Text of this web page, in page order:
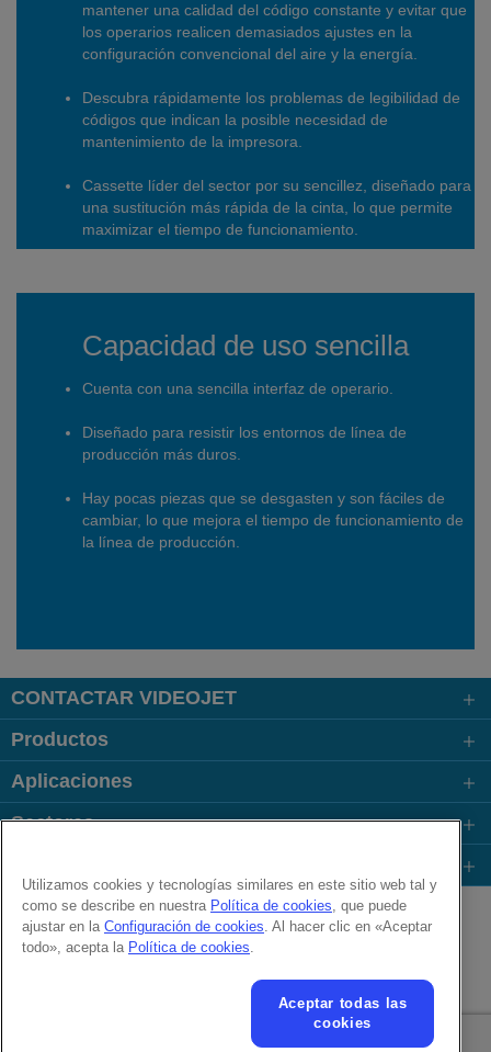
mantener una calidad del código constante y evitar que
los operarios realicen demasiados ajustes en la
configuración convencional del aire y la energía.
Descubra rápidamente los problemas de legibilidad de
códigos que indican la posible necesidad de
mantenimiento de la impresora.
Cassette líder del sector por su sencillez, diseñado para
una sustitución más rápida de la cinta, lo que permite
maximizar el tiempo de funcionamiento.
TTO de Videojet anteriores.
Capacidad de uso sencilla
Cuenta con una sencilla interfaz de operario.
Diseñado para resistir los entornos de línea de
producción más duros.
Hay pocas piezas que se desgasten y son fáciles de
cambiar, lo que mejora el tiempo de funcionamiento de
la línea de producción.
CONTACTAR VIDEOJET
Productos
Aplicaciones
Sectores
Follow us on:
Política de cookies
Aviso legal
Trabaja con nosotros
Texto adicional para condiciones de utilización online
Utilizamos cookies y tecnologías similares en este sitio web tal y
como se describe en nuestra Política de cookies, que puede
ajustar en la Configuración de cookies. Al hacer clic en «Aceptar
todo», acepta la Política de cookies.
Aceptar todas las
cookies